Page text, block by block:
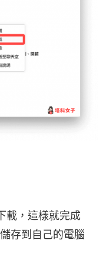
載，這樣就完成
存到自己的電腦